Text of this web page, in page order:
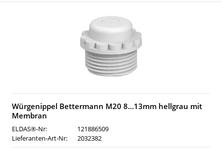
Würgenippel Bettermann M20 8…13mm hellgrau mit
Membran
ELDAS®-Nr:
121886509
Lieferanten-Art-Nr:
2032382